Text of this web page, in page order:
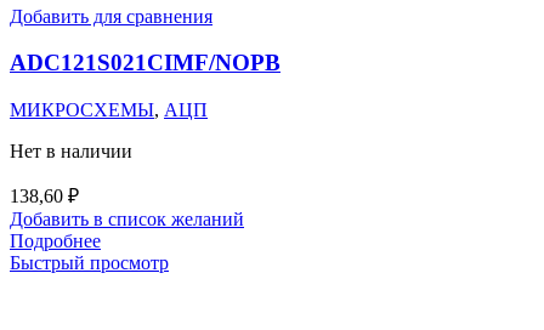
Добавить для сравнения
ADC121S021CIMF/NOPB
МИКРОСХЕМЫ, АЦП
Нет в наличии
138,60 ₽
Добавить в список желаний
Подробнее
Быстрый просмотр